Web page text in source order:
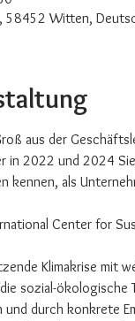
58452 Witten,
aus der
in 2022 und 2024
kennen, als
Center for
Klimakrise mit
sozial-
durch konkrete